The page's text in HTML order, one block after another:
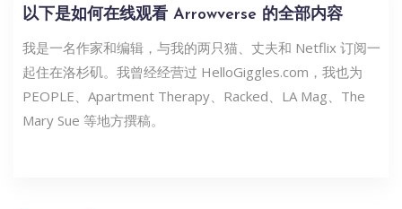
以下是如何在线观看 Arrowverse 的全部内容
我是一名作家和编辑，与我的两只猫、丈夫和 Netflix 订阅一
起住在洛杉矶。我曾经经营过 HelloGiggles.com，我也为
PEOPLE、Apartment Therapy、Racked、LA Mag、The
Mary Sue 等地方撰稿。